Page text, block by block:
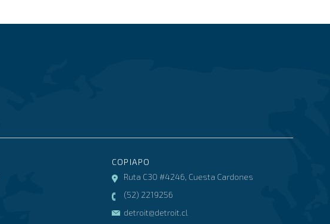
COPIAPO
Ruta C30 #4246, Cuesta Cardones
(52) 2219256
detroit@detroit.cl